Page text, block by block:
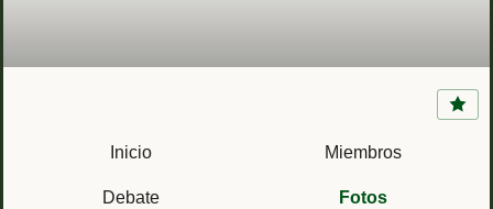
Inicio Miembros
Debate Fotos